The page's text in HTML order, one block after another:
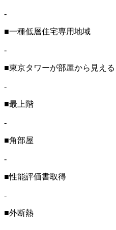
-
■一種低層住宅専用地域
-
■東京タワーが部屋から見える
-
■最上階
-
■角部屋
-
■性能評価書取得
-
■外断熱